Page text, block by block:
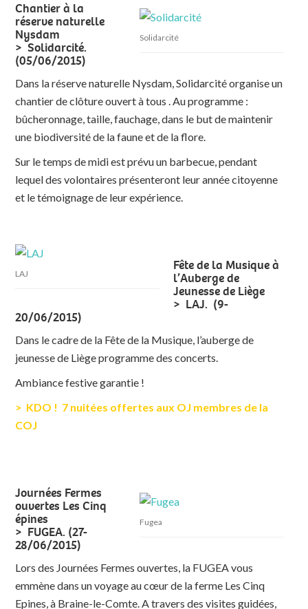
Solidarcité
Chantier à la
réserve naturelle
Nysdam
> Solidarcité.
(05/06/2015)
Dans la réserve naturelle Nysdam, Solidarcité organise un
chantier de clôture ouvert à tous . Au programme :
bûcheronnage, taille, fauchage, dans le but de maintenir
une biodiversité de la faune et de la flore.
Sur le temps de midi est prévu un barbecue, pendant
lequel des volontaires présenteront leur année citoyenne
et le témoignage de leur expérience.
LAJ
Fête de la Musique à
l’Auberge de
Jeunesse de Liège
> LAJ. (9-
20/06/2015)
Dans le cadre de la Fête de la Musique, l’auberge de
jeunesse de Liège programme des concerts.
Ambiance festive garantie !
> KDO ! 7 nuitées offertes aux OJ membres de la
COJ
Fugea
Journées Fermes
ouvertes Les Cinq
épines
> FUGEA. (27-
28/06/2015)
Lors des Journées Fermes ouvertes, la FUGEA vous
emmène dans un voyage au cœur de la ferme Les Cinq
Epines, à Braine-le-Comte. A travers des visites guidées,